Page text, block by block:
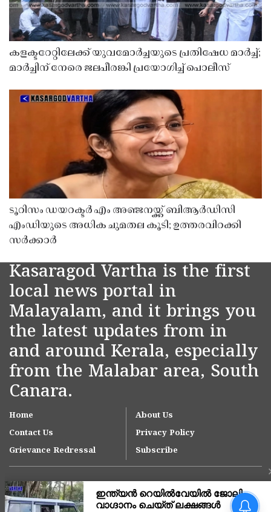
കളക്ടറേറ്റിലേക്ക് യുവമോർച്ചയുടെ പ്രതിഷേധ മാർച്ച്;
മാർച്ചിന് നേരെ ജലപീരങ്കി പ്രയോഗിച്ച് പൊലീസ്
ടൂറിസം ഡയറക്ടർ എം അഞ്ജനയ്ക്ക് ബിആർഡിസി
എംഡിയുടെ അധിക ചുമതല കൂടി; ഉത്തരവിറക്കി
സർക്കാർ
Kasaragod Vartha is the first
local news portal in
Malayalam, and it brings you
the latest updates from in
and around Kerala, especially
from the Malabar area, South
Canara.
Home
About Us
Contact Us
Privacy Policy
Grievance Redressal
Subscribe